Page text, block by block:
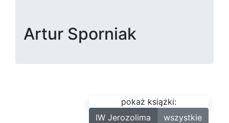
Artur Sporniak
pokaż książki:
IW Jerozolima
wszystkie